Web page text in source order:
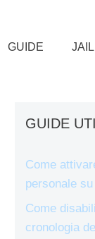
GUIDE
GUIDE
Come
personale
Come
cronologia